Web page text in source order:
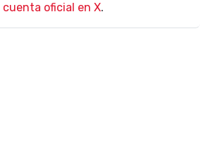
cuenta oficial en X.